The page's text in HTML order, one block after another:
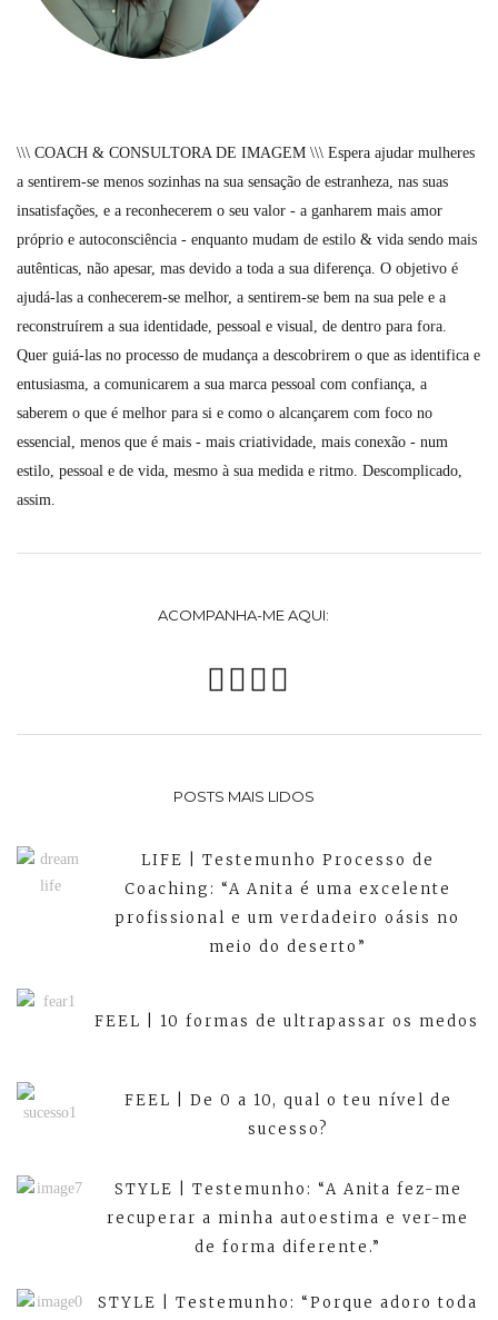
\\\ COACH & CONSULTORA DE IMAGEM \\\ Espera ajudar mulheres
a sentirem-se menos sozinhas na sua sensação de estranheza, nas suas
insatisfações, e a reconhecerem o seu valor - a ganharem mais amor
próprio e autoconsciência - enquanto mudam de estilo & vida sendo mais
autênticas, não apesar, mas devido a toda a sua diferença. O objetivo é
ajudá-las a conhecerem-se melhor, a sentirem-se bem na sua pele e a
reconstruírem a sua identidade, pessoal e visual, de dentro para fora.
Quer guiá-las no processo de mudança a descobrirem o que as identifica e
entusiasma, a comunicarem a sua marca pessoal com confiança, a
saberem o que é melhor para si e como o alcançarem com foco no
essencial, menos que é mais - mais criatividade, mais conexão - num
estilo, pessoal e de vida, mesmo à sua medida e ritmo. Descomplicado,
assim.
ACOMPANHA-ME AQUI:
POSTS MAIS LIDOS
LIFE | Testemunho Processo de
Coaching: “A Anita é uma excelente
profissional e um verdadeiro oásis no
meio do deserto”
FEEL | 10 formas de ultrapassar os medos
FEEL | De 0 a 10, qual o teu nível de
sucesso?
STYLE | Testemunho: “A Anita fez-me
recuperar a minha autoestima e ver-me
de forma diferente.”
STYLE | Testemunho: “Porque adoro toda